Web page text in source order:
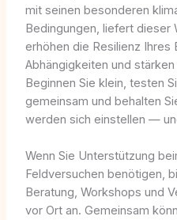
mit seinen besonderen
Bedingungen, liefert dieser
erhöhen die Resilienz
Abhängigkeiten und
Beginnen Sie klein, testen
gemeinsam und behalten
werden sich einstellen —
Wenn Sie Unterstützung
Feldversuchen benötigen,
Beratung, Workshops und
vor Ort an. Gemeinsam